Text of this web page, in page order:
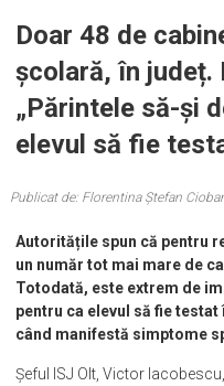
Doar 48 de
școlară, în județ.
„Părintele să-și
elevul să fie
Publicat de: Florentina Ștefan
Autoritățile spun că pentru
un număr tot mai mare de
Totodată, este extrem de
pentru ca elevul să fie
când manifestă simptome
Șeful ISJ Olt, Victor